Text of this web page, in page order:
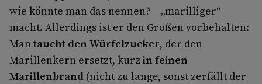
wie könnte man das nennen? – „marilliger“
macht. Allerdings ist er den Großen vorbehalten:
Mantaucht den Würfelzucker, der den
Marillenkern ersetzt, kurz in feinen
Marillenbrand (nicht zu lange, sonst zerfällt der